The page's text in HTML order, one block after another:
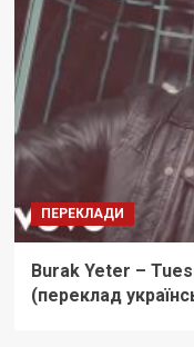
ПЕРЕКЛАДИ
Burak Yeter –
(переклад